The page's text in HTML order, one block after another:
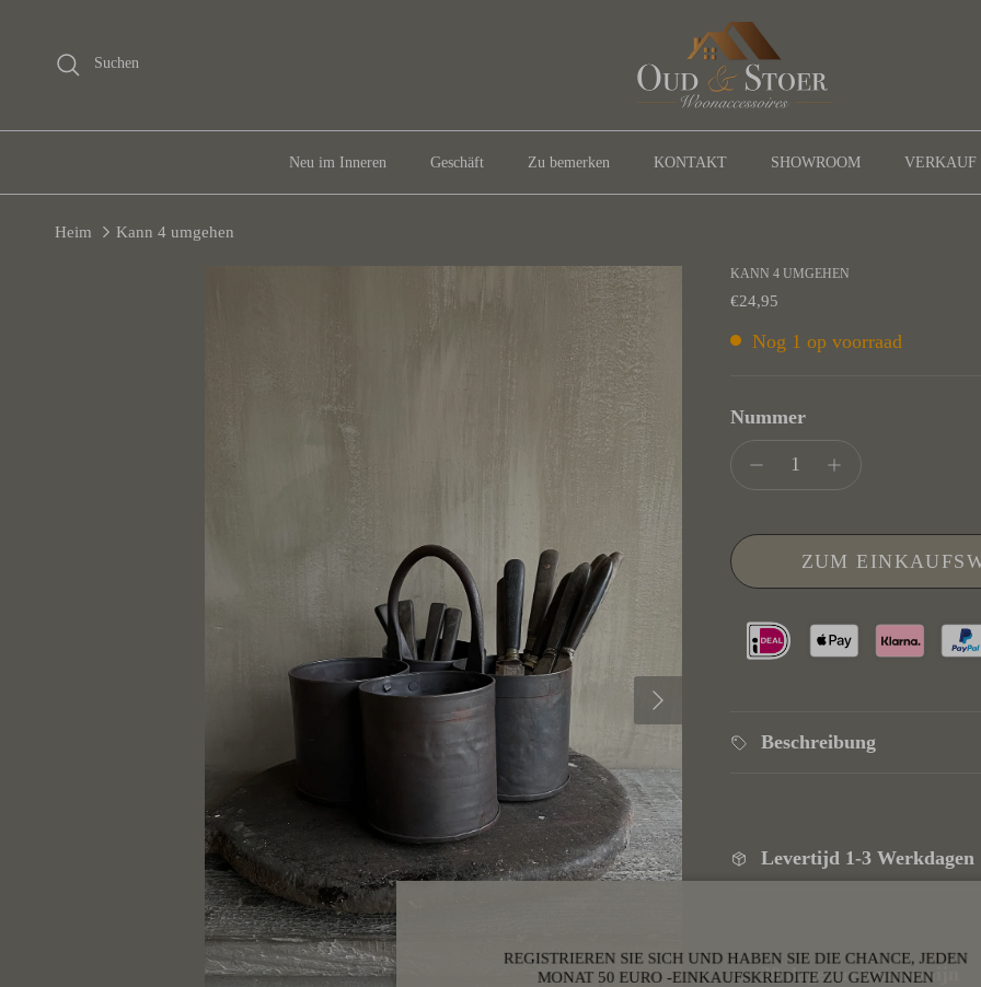
Suchen
Neu im Inneren Geschäft Zu bemerken KONTAKT SHOWROOM VERKAUF
Heim Kann 4 umgehen
Nächste
KANN 4 UMGEHEN
Normaler Preis
€24,95
Nog 1 op voorraad
Nummer
ZUM
Beschreibung
Levertijd 1-3 Werkdagen
30 dagen retourtermijn
REGISTRIEREN SIE SICH UND HABEN SIE DIE CHANCE, JEDEN
MONAT 50 EURO -EINKAUFSKREDITE ZU GEWINNEN